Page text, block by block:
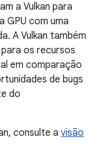
a Vulkan para
GPU com uma
A Vulkan também
os recursos
em comparação
de bugs
do
consulte a visão